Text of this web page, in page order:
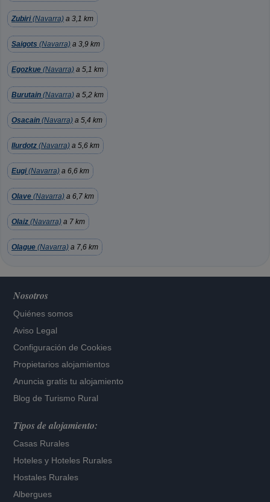
Zubiri(Navarra) a 3,1 km
Saigots (Navarra) a 3,9 km
Egozkue (Navarra) a 5,1 km
Burutain (Navarra) a 5,2 km
Osacain (Navarra) a 5,4 km
Ilurdotz (Navarra) a 5,6 km
Eugi(Navarra) a 6,6 km
Olave (Navarra) a 6,7 km
Olaiz (Navarra) a 7 km
Olague (Navarra) a 7,6 km
Nosotros
Quiénes somos
Aviso Legal
Configuración de Cookies
Propietarios alojamientos
Anuncia gratis tu alojamiento
Blog de Turismo Rural
Tipos de alojamiento:
Casas Rurales
Hoteles y Hoteles Rurales
Hostales Rurales
Albergues